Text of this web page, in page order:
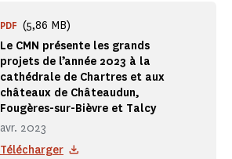
Le CMN présente les grands
projets de l’année 2023 à la
cathédrale de Chartres et aux
châteaux de Châteaudun,
Fougères-sur-Bièvre et Talcy
avr. 2023
PDF (5,86 MB)
Télécharger